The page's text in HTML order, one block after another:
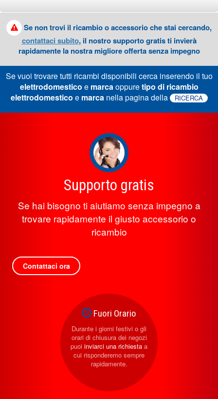
Se non trovi il ricambio o accessorio che stai cercando,
contattaci subito, il nostro supporto gratis ti invierà
rapidamente la nostra migliore offerta senza impegno
Se vuoi trovare tutti ricambi disponibili cerca inserendo il tuo
elettrodomestico e marcaoppuretipo di ricambio
elettrodomestico e marcanella pagina della RICERCA
Supporto gratis
Se hai bisogno ti aiutiamo senza impegno a
trovare rapidamente il giusto accessorio o
ricambio
Contattaci ora
Fuori Orario
Durante i giorni festivi o gli
orari di chiusura dei negozi
puoi inviarci una richiesta a
cui risponderemo sempre
rapidamente.